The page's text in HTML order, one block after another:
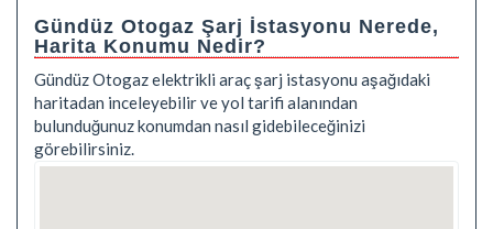
Gündüz Otogaz Şarj İstasyonu Nerede,
Harita Konumu Nedir?
Gündüz Otogaz elektrikli araç şarj istasyonu aşağıdaki
haritadan inceleyebilir ve yol tarifi alanından
bulunduğunuz konumdan nasıl gidebileceğinizi
görebilirsiniz.